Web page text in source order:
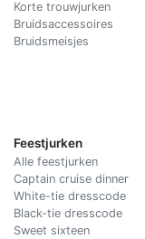
Korte trouwjurken
Bruidsaccessoires
Bruidsmeisjes
Feestjurken
Alle feestjurken
Captain cruise dinner
White-tie dresscode
Black-tie dresscode
Sweet sixteen